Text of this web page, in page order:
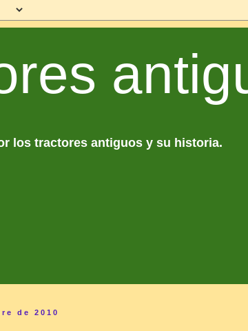
los tractores antiguos y su historia.
de 2010